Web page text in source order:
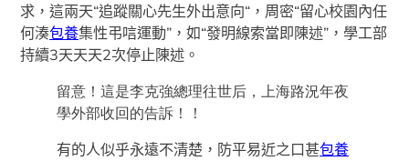
求，這兩天“追蹤關心先生外出意向“，周密“留心校園內任
何湊包養集性弔唁運動”，如“發明線索當即陳述”，學工部
持續3天天天2次停止陳述。
留意！這是李克強總理往世后，上海路況年夜
學外部收回的告訴！！
有的人似乎永遠不清楚，防平易近之口甚包養